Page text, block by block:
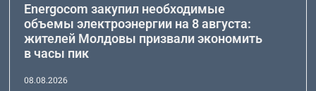
Energocom закупил необходимые
объемы электроэнергии на 8 августа:
жителей Молдовы призвали экономить
в часы пик
08.08.2026